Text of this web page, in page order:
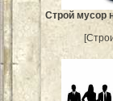
Строй мусор